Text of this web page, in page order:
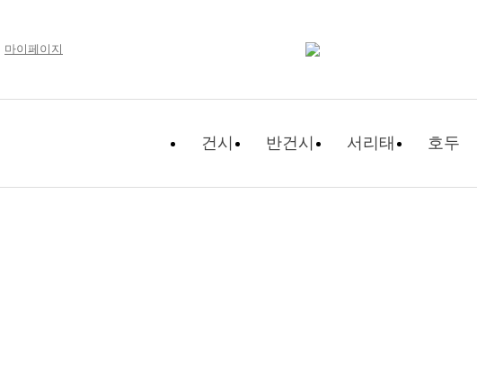
마이페이지
건시 반건시 서리태 호두